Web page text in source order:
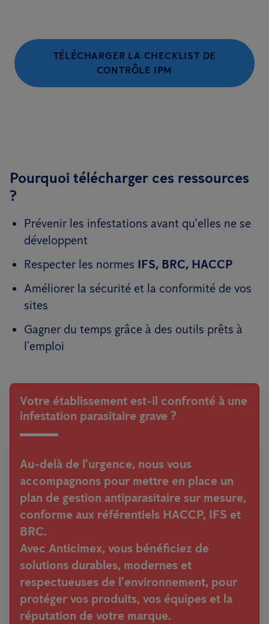
TÉLÉCHARGER LA CHECKLIST DE
CONTRÔLE IPM
Pourquoi télécharger ces ressources
?
Prévenir les infestations avant qu'elles ne se
développent
Respecter les normes IFS, BRC, HACCP
Améliorer la sécurité et la conformité de vos
sites
Gagner du temps grâce à des outils prêts à
l’emploi
Votre établissement est-il confronté à une
infestation parasitaire grave ?
Au-delà de l’urgence, nous vous
accompagnons pour mettre en place un
plan de gestion antiparasitaire sur mesure,
conforme aux référentiels HACCP, IFS et
BRC.
Avec Anticimex, vous bénéficiez de
solutions durables, modernes et
respectueuses de l’environnement, pour
protéger vos produits, vos équipes et la
réputation de votre marque.